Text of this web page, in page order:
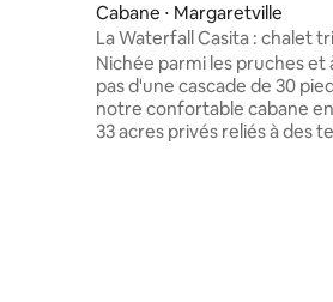
Cabane ⋅ Margaretville
La Waterfall Casita : chalet
avec cascade de 9 mètres
Nichée parmi les pruches et
pas d'une cascade de 30
notre confortable cabane
33 acres privés reliés à des